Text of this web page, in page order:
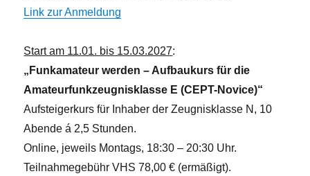
Link zur Anmeldung
Start am 11.01. bis 15.03.2027:
„Funkamateur werden – Aufbaukurs für die
Amateurfunkzeugnisklasse E (CEPT-Novice)“
Aufsteigerkurs für Inhaber der Zeugnisklasse N, 10
Abende á 2,5 Stunden.
Online, jeweils Montags, 18:30 – 20:30 Uhr.
Teilnahmegebühr VHS 78,00 € (ermäßigt).